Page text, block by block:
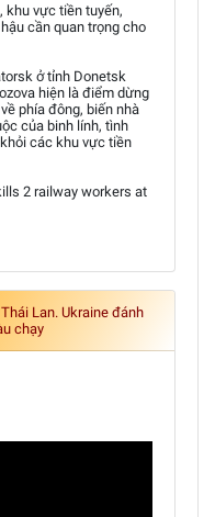
khu vực tiền tuyến,
cần quan trọng cho
ở tỉnh Donetsk
hiện là điểm dừng
phía đông, biến nhà
của binh lính, tình
các khu vực tiền
2 railway workers at
Lan. Ukraine đánh
chạy